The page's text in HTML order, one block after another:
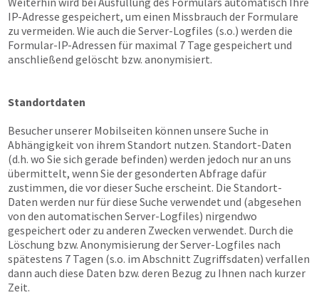
IP-Adresse gespeichert, um einen Missbrauch der Formulare
zu vermeiden. Wie auch die Server-Logfiles (s.o.) werden die
Formular-IP-Adressen für maximal 7 Tage gespeichert und
anschließend gelöscht bzw. anonymisiert.
Standortdaten
Besucher unserer Mobilseiten können unsere Suche in
Abhängigkeit von ihrem Standort nutzen. Standort-Daten
(d.h. wo Sie sich gerade befinden) werden jedoch nur an uns
übermittelt, wenn Sie der gesonderten Abfrage dafür
zustimmen, die vor dieser Suche erscheint. Die Standort-
Daten werden nur für diese Suche verwendet und (abgesehen
von den automatischen Server-Logfiles) nirgendwo
gespeichert oder zu anderen Zwecken verwendet. Durch die
Löschung bzw. Anonymisierung der Server-Logfiles nach
spätestens 7 Tagen (s.o. im Abschnitt Zugriffsdaten) verfallen
dann auch diese Daten bzw. deren Bezug zu Ihnen nach kurzer
Zeit.